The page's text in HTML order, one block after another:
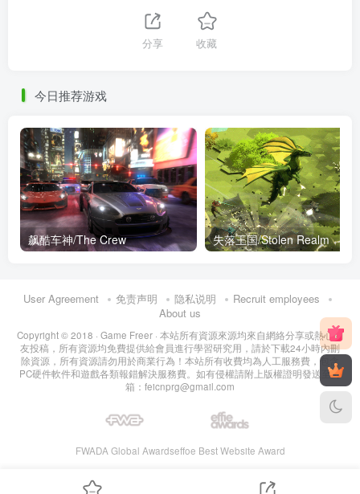
分享 收藏
今日推荐游戏
飙酷车神/The Crew 失落王国/Stolen Realm
User Agreement 免责声明 隐私说明
Recruit employees
About us
Copyright © 2018 · Game Freer · 本站所有資源來源均來自網絡分享或熱心網
友投稿，所有資源均免費提供給會員進行學習研究用，請於下載24小時內刪
除資源，所有資源請勿用於商業行為！本站所有收費均為人工服務費，包含
PC硬件軟件和遊戲各類報錯解決服務費。如有侵權請附上版權證明發送至郵
箱：feicnprg@gmail.com
FWADA Global Awardseffoe Best Website Award